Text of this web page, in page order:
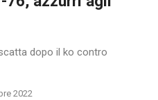
dopo il ko contro
2022